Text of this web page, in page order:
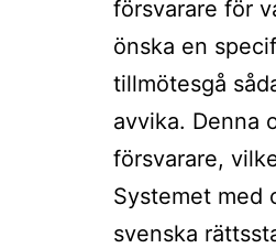
försvarare för
önska en
tillmötesgå
avvika. Denna
försvarare,
Systemet med
svenska